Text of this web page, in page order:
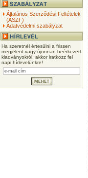
Általános Szerződési Feltételek
(ÁSZF)
Adatvédelmi szabályzat
Ha szeretnél értesülni a frissen
megjelent vagy újonnan beérkezett
kiadványokról, akkor iratkozz fel
napi hírlevelünkre!